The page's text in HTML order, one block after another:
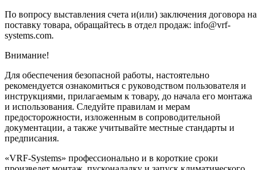
По вопросу выставления счета и(или) заключения договора на
поставку товара, обращайтесь в отдел продаж: info@vrf-
systems.com.
Внимание!
Для обеспечения безопасной работы, настоятельно
рекомендуется ознакомиться с руководством пользователя и
инструкциями, прилагаемым к товару, до начала его монтажа
и использования. Следуйте правилам и мерам
предосторожности, изложенным в сопроводительной
документации, а также учитывайте местные стандарты и
предписания.
«VRF-Systems» профессионально и в короткие сроки